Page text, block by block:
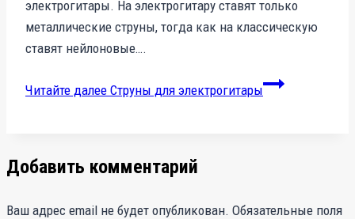
электрогитары. На электрогитару ставят только
металлические струны, тогда как на классическую
ставят нейлоновые….
Читайте далее Струны для электрогитары
Добавить комментарий
Ваш адрес email не будет опубликован. Обязательные поля